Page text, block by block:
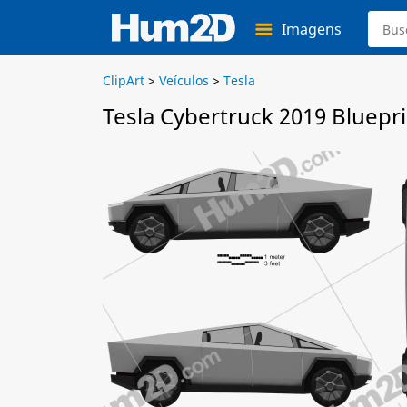
Imagens
ClipArt > Veículos > Tesla
Tesla Cybertruck 2019